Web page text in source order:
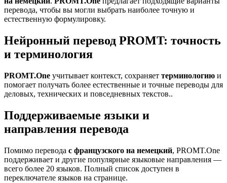
перевода, чтобы вы могли выбрать наиболее точную и
естественную формулировку.
Нейронный перевод PROMT: точность
и терминология
PROMT.One учитывает контекст, сохраняет терминологию и
помогает получать более естественные и точные переводы для
деловых, технических и повседневных текстов..
Поддерживаемые языки и
направления перевода
Помимо перевода с французского на немецкий, PROMT.One
поддерживает и другие популярные языковые направления —
всего более 20 языков. Полный список доступен в
переключателе языков на странице.